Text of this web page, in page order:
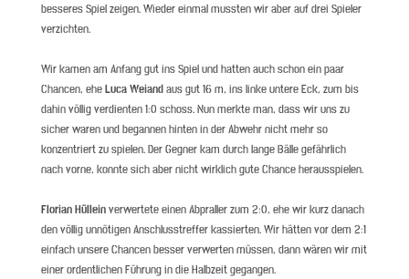
besseres Spiel zeigen. Wieder einmal mussten wir aber auf drei Spieler
verzichten.
Wir kamen am Anfang gut ins Spiel und hatten auch schon ein paar
Chancen, eheLuca Weiandaus gut 16 m, ins linke untere Eck, zum bis
dahin völlig verdienten 1:0 schoss. Nun merkte man, dass wir uns zu
sicher waren und begannen hinten in der Abwehr nicht mehr so
konzentriert zu spielen. Der Gegner kam durch lange Bälle gefährlich
nach vorne, konnte sich aber nicht wirklich gute Chance herausspielen.
Florian Hülleinverwertete einen Abpraller zum 2:0, ehe wir kurz danach
den völlig unnötigen Anschlusstreffer kassierten. Wir hätten vor dem 2:1
einfach unsere Chancen besser verwerten müssen, dann wären wir mit
einer ordentlichen Führung in die Halbzeit gegangen.